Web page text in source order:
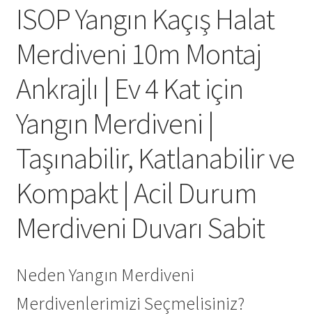
ISOP Yangın Kaçış Halat
Merdiveni 10m Montaj
Ankrajlı | Ev 4 Kat için
Yangın Merdiveni |
Taşınabilir, Katlanabilir ve
Kompakt | Acil Durum
Merdiveni Duvarı Sabit
Neden Yangın Merdiveni
Merdivenlerimizi Seçmelisiniz?